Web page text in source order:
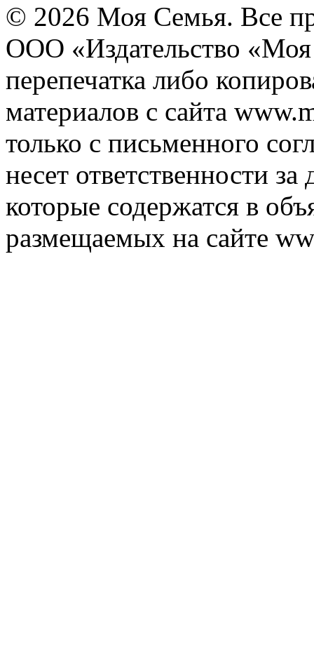
© 2026 Моя Семья. Все
ООО «Издательство
перепечатка либо
материалов с сайта
только с письменного
несет ответственности
которые содержатся в
размещаемых на сайте